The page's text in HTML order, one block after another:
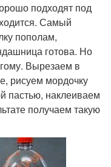
подходят под
Самый
пополам,
готова. Но
Вырезаем в
рисуем мордочку
пастью, наклеиваем
получаем такую